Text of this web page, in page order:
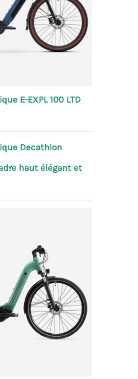
E-EXPL 100 LTD
Decathlon
haut élégant et